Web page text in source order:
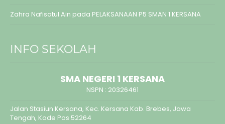
Zahra Nafisatul Ain pada PELAKSANAAN P5 SMAN 1 KERSANA
INFO SEKOLAH
SMA NEGERI 1 KERSANA
NSPN : 20326461
Jalan Stasiun Kersana, Kec. Kersana Kab. Brebes, Jawa
Tengah, Kode Pos 52264